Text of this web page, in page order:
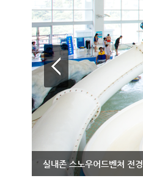
실내존 스노우어드벤쳐 전경